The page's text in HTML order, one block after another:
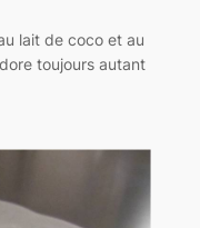
lait de coco et au
toujours autant